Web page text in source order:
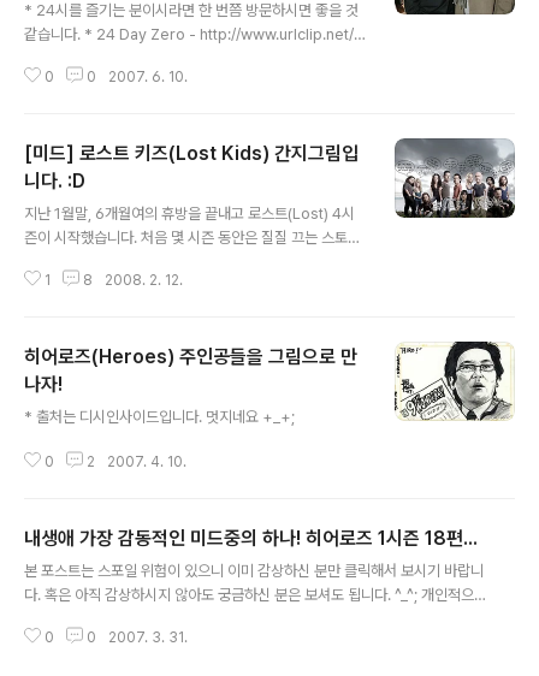
* 24시를 즐기는 분이시라면 한 번쯤 방문하시면 좋을 것
같습니다. * 24 Day Zero - http://www.urlclip.net/d
이 함께 찍은 사진을 올려봅니다.
0 0 2007. 6. 10.
[미드] 로스트 키즈(Lost Kids) 간지그림입
니다. :D
지난 1월말, 6개월여의 휴방을 끝내고 로스트(Lost) 4시
즌이 시작했습니다. 처음 몇 시즌 동안은 질질 끄는 스토리
궁금증에 몸서리 치기도 했습니다만, 이제는 잘 알고 있습
스트, 국내에서는 김윤진이 출연했다는 이유로 일직부터
주목받기 시작했었는데요... 최근 디시 미드갤에 재미있는
그림이 올라와서 소개합니다. 제목은 로스트 키즈 인데요,
원래의 8등신 미남미녀들을 아주 5등신으로 짜리몽땅하게
줄여놨네요... 마치 미니 건담처럼... -_-; 재미난 대사까지
1 8 2008. 2. 12.
히어로즈(Heroes) 주인공들을 그림으로 만
나자!
* 출처는 디시인사이드입니다. 멋지네요 +_+;
0 2 2007. 4. 10.
내생애 가장 감동적인 미드중의 하나! 히어로즈 1시즌 18편...
본 포스트는 스포일 위험이 있으니 이미 감상하신 분만 클릭해서 보시기 바랍니
다. 혹은 아직 감상하시지 않아도 궁금하신 분은 보셔도 됩니다. ^_^; 개인적으
애하기는 힘들 것으로 보입니다. 하지만, Blog.MissFlash.com에서 제공하던
0 0 2007. 3. 31.